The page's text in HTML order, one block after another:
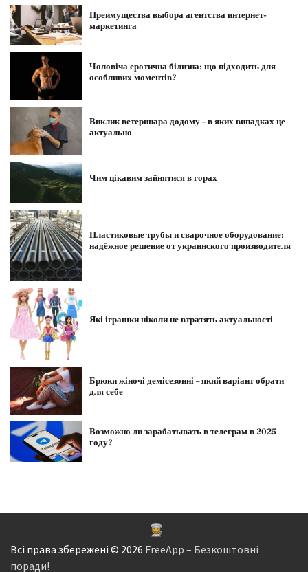
Преимущества выбора агентства интернет-
маркетинга
Чоловіча еротична білизна: що підходить для
особливих моментів?
Виклик ветеринара додому – в яких випадках це
актуально
Чим цікавим зайнятися в горах
Пластиковые трубы и сварочное оборудование:
надёжное решение от украинского производителя
Які іграшки ніколи не втратять актуальності
Брюки жіночі демісезонні – який варіант обрати
для себе
Возможно ли зарабатывать в телеграм в 2025
году?
Всі права збережені © 2026 FreeApp – Безкоштовні
поради!